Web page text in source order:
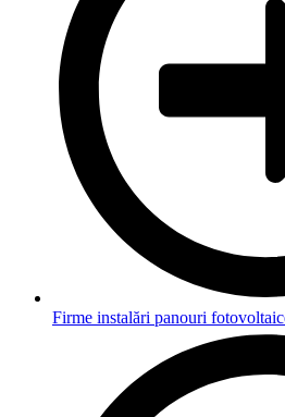
Firme instalări panouri